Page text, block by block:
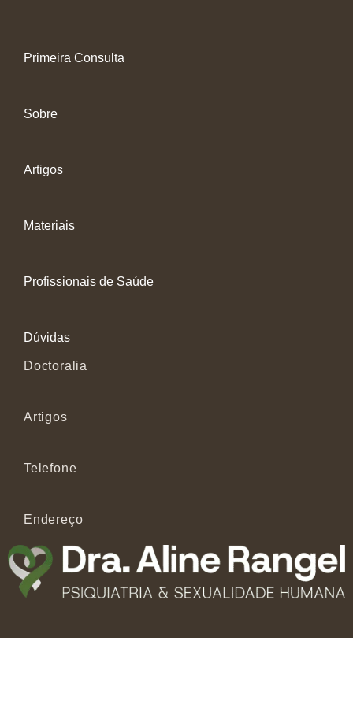
Primeira Consulta
Sobre
Artigos
Materiais
Profissionais de Saúde
Dúvidas
Doctoralia
Artigos
Telefone
Endereço